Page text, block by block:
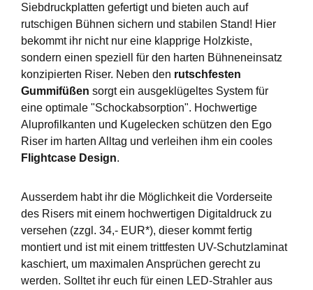
Siebdruckplatten gefertigt und bieten auch auf
rutschigen Bühnen sichern und stabilen Stand! Hier
bekommt ihr nicht nur eine klapprige Holzkiste,
sondern einen speziell für den harten Bühneneinsatz
konzipierten Riser. Neben den rutschfesten
Gummifüßen sorgt ein ausgeklügeltes System für
eine optimale "Schockabsorption". Hochwertige
Aluprofilkanten und Kugelecken schützen den Ego
Riser im harten Alltag und verleihen ihm ein cooles
Flightcase Design.
Ausserdem habt ihr die Möglichkeit die Vorderseite
des Risers mit einem hochwertigen Digitaldruck zu
versehen (zzgl. 34,- EUR*), dieser kommt fertig
montiert und ist mit einem trittfesten UV-Schutzlaminat
kaschiert, um maximalen Ansprüchen gerecht zu
werden. Solltet ihr euch für einen LED-Strahler aus